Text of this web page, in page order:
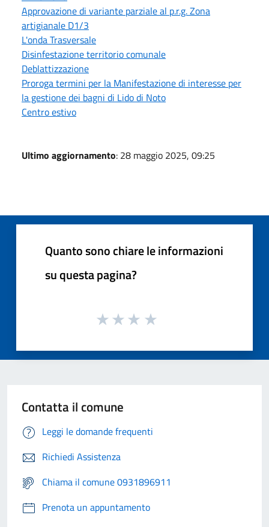
Approvazione di variante parziale al p.r.g. Zona
artigianale D1/3
L'onda Trasversale
Disinfestazione territorio comunale
Deblattizzazione
Proroga termini per la Manifestazione di interesse per
la gestione dei bagni di Lido di Noto
Centro estivo
Ultimo aggiornamento: 28 maggio 2025, 09:25
Quanto sono chiare le informazioni
su questa pagina?
Contatta il comune
Leggi le domande frequenti
Richiedi Assistenza
Chiama il comune 0931896911
Prenota un appuntamento